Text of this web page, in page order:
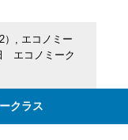
, エコノミー
エコノミーク
クラス